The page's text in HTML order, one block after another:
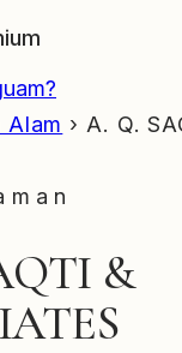
Alam › A. Q.
&